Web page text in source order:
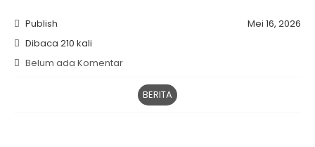
Publish
Mei 16, 2026
Dibaca 210 kali
Belum ada Komentar
BERITA